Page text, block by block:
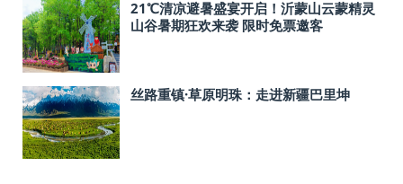
21℃清凉避暑盛宴开启！沂蒙山云蒙精灵
山谷暑期狂欢来袭 限时免票邀客
丝路重镇·草原明珠：走进新疆巴里坤